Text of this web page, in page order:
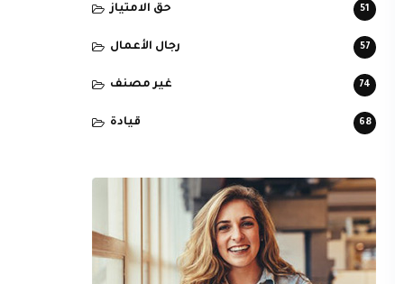
حق الامتياز 51
رجال الأعمال 57
غير مصنف 74
قيادة 68